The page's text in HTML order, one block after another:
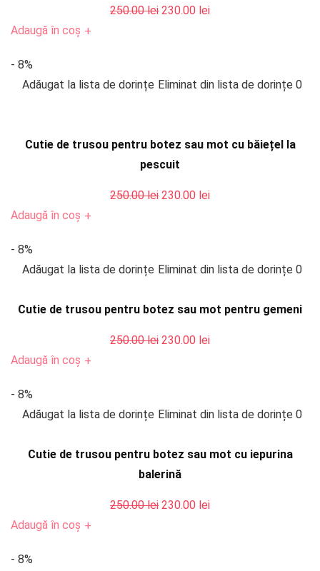
250.00lei Prețul
250.00 lei.
230.00 leiPrețul
Adaugă în coș +
- 8%
Adăugat la lista de dorințe Eliminat din lista de dorințe 0
Cutie de trusou pentru botez sau mot cu băiețel la
pescuit
250.00lei Prețul
250.00 lei.
230.00 leiPrețul
Adaugă în coș +
- 8%
Adăugat la lista de dorințe Eliminat din lista de dorințe 0
Cutie de trusou pentru botez sau mot pentru gemeni
250.00lei Prețul
250.00 lei.
230.00 leiPrețul
Adaugă în coș +
- 8%
Adăugat la lista de dorințe Eliminat din lista de dorințe 0
Cutie de trusou pentru botez sau mot cu iepurina
balerină
250.00lei Prețul
230.00 leiPrețul
Adaugă în coș +
- 8%